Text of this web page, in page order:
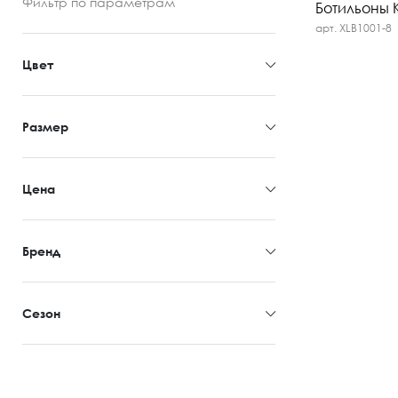
Цвет
Размер
Цена
Бренд
Сезон
Ботильоны
арт. XLB1001-8